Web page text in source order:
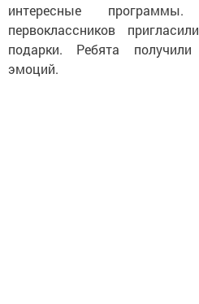
интересные
первоклассников
подарки. Ребята
эмоций.